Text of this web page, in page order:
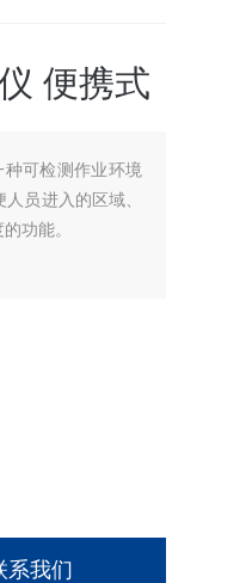
便携式
可检测作业环境
员进入的区域、
功能。
系我们